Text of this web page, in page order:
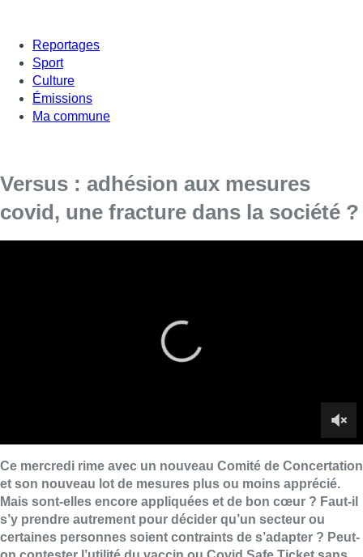
Reportages
Sport
Culture
Émissions
Ma commune
Versus : adhésion aux mesures
covid, une fracture dans la société ?
certaines personnes soient contraints de s’adapter ? Peut-
on contester l’utilité du vaccin ou Covid Safe Ticket sans
être taxé de complotiste ? On en débat dans Versus.
responsable Covid-19 de la Commission communautaire
commune (Cocom), Pascaline Van Oost, psychologue Sociale
(ULB/UCLouvain), Yves Coppieters, professeur santé Publique
(ULB) et John Pisteys (Ecolo), chef de groupe au Parlement
► À voir ou revoir :tous les numéros de Versus en replay.
Lire aussi :